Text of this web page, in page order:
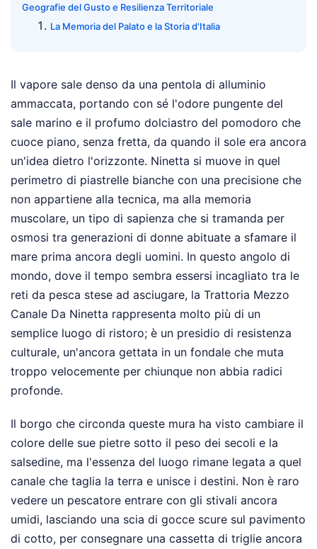
Geografie del Gusto e Resilienza Territoriale
La Memoria del Palato e la Storia d'Italia
Il vapore sale denso da una pentola di alluminio
ammaccata, portando con sé l'odore pungente del
sale marino e il profumo dolciastro del pomodoro che
cuoce piano, senza fretta, da quando il sole era ancora
un'idea dietro l'orizzonte. Ninetta si muove in quel
perimetro di piastrelle bianche con una precisione che
non appartiene alla tecnica, ma alla memoria
muscolare, un tipo di sapienza che si tramanda per
osmosi tra generazioni di donne abituate a sfamare il
mare prima ancora degli uomini. In questo angolo di
mondo, dove il tempo sembra essersi incagliato tra le
reti da pesca stese ad asciugare, la Trattoria Mezzo
Canale Da Ninetta rappresenta molto più di un
semplice luogo di ristoro; è un presidio di resistenza
culturale, un'ancora gettata in un fondale che muta
troppo velocemente per chiunque non abbia radici
profonde.
Il borgo che circonda queste mura ha visto cambiare il
colore delle sue pietre sotto il peso dei secoli e la
salsedine, ma l'essenza del luogo rimane legata a quel
canale che taglia la terra e unisce i destini. Non è raro
vedere un pescatore entrare con gli stivali ancora
umidi, lasciando una scia di gocce scure sul pavimento
di cotto, per consegnare una cassetta di triglie ancora